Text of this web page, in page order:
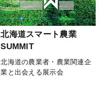
北海道スマート農業
SUMMIT
北海道の農業者・農業関連企
業と出会える展示会